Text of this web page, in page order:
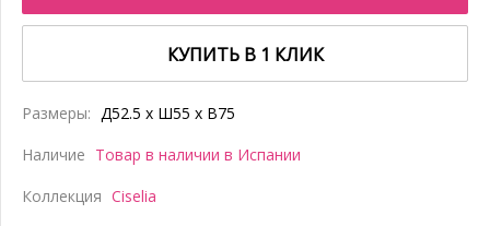
КУПИТЬ В 1 КЛИК
Размеры: Д52.5 x Ш55 x В75
Наличие Товар в наличии в Испании
Коллекция Ciselia